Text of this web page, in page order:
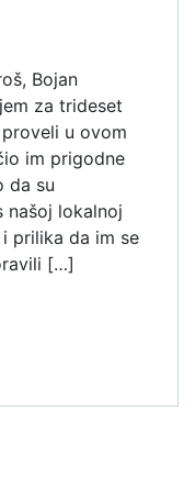
Bojan
za trideset
u ovom
im prigodne
da su
našoj lokalnoj
prilika da im se
[…]